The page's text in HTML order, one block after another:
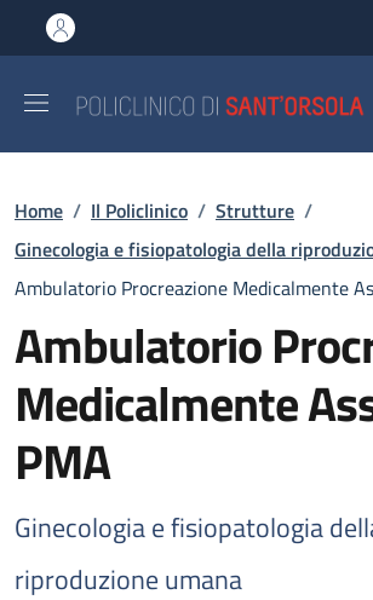
al contenuto principale
to footer content
Briciole di pane
Home / Il Policlinico / Strutture /
Ginecologia e fisiopatologia della
Ambulatorio Procreazione Medicalmente
Ambulatorio
Medicalmente
PMA
Ginecologia e fisiopatologia
riproduzione umana